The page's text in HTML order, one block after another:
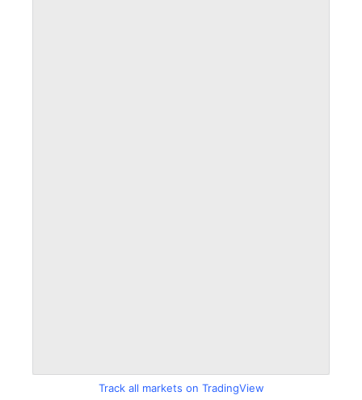
Track all markets on TradingView